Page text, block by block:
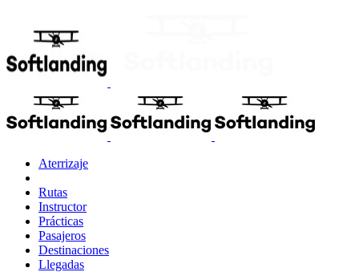
Aterrizaje
Rutas
Instructor
Prácticas
Pasajeros
Destinaciones
Llegadas